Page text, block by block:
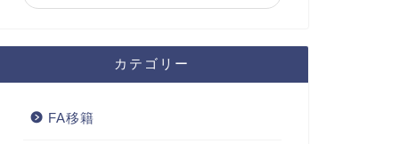
カテゴリー
FA移籍